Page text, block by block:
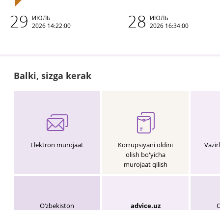
29 ИЮЛЬ
2026 14:22:00
28 ИЮЛЬ
2026 16:34:00
Balki, sizga kerak
Elektron murojaat
Korrupsiyani oldini
olish bo'yicha
murojaat qilish
O‘zbekiston
advice.uz